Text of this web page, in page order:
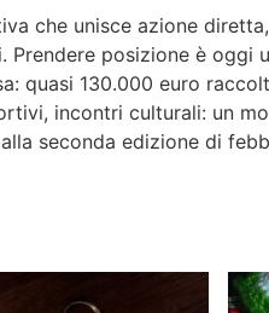
che unisce azione
posizione è oggi
quasi 130.000 euro
incontri culturali: un
seconda edizione di